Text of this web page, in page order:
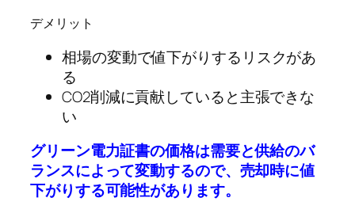
デメリット
相場の変動で値下がりするリスクがあ
る
CO2削減に貢献していると主張できな
い
グリーン電力証書の価格は需要と供給のバ
ランスによって変動するので、売却時に値
下がりする可能性があります。